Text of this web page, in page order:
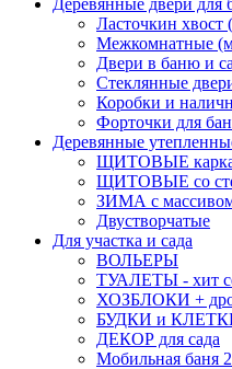
Деревянные двери для
Ласточкин хвост
Межкомнатные
Двери в баню и
Стеклянные
Коробки и
Форточки для
Деревянные
ЩИТОВЫЕ
ЩИТОВЫЕ со
ЗИМА с
Двустворчатые
Для участка и сада
ВОЛЬЕРЫ
ТУАЛЕТЫ - хит
ХОЗБЛОКИ +
БУДКИ и
ДЕКОР для сада
Мобильная баня